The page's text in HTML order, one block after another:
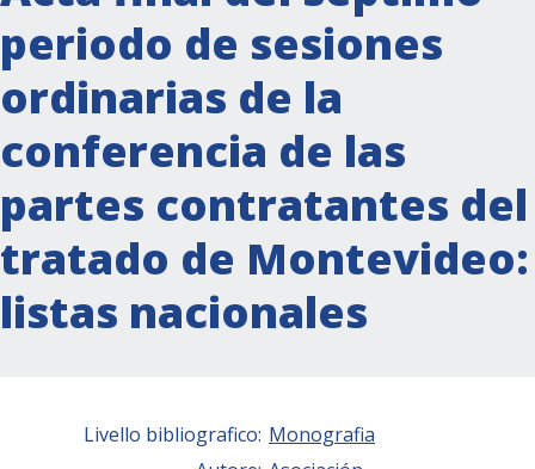
periodo de sesiones
ordinarias de la
conferencia de las
partes contratantes del
tratado de Montevideo:
listas nacionales
Livello bibliografico: Monografia